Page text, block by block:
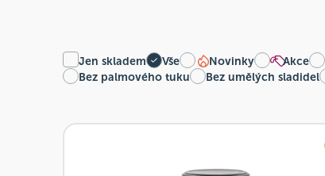
Jen skladem Vše Novinky Akce
Bez palmového tuku
Bez umělých sladidel